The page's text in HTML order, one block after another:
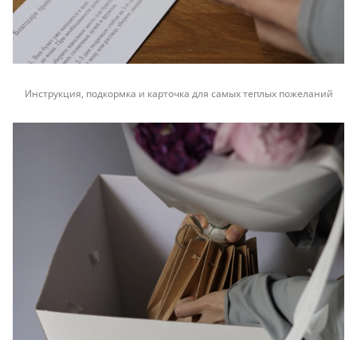
Инструкция, подкормка и карточка для самых теплых пожеланий